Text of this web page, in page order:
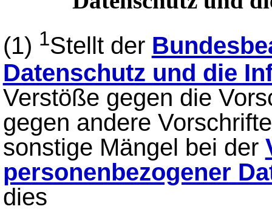
(1) 1Stellt der
Datenschutz und die
Verstöße gegen die
gegen andere
sonstige Mängel bei der
personenbezogener
dies